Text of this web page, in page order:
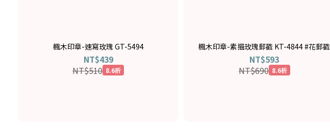
楓木印章-速寫玫瑰 GT-5494
NT$439
NT$510 8.6折
楓木印章-素描玫瑰郵戳 KT-4844 #花郵戳
NT$593
NT$690 8.6折